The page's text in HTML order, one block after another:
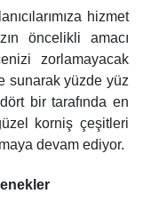
hizmet
öncelikli amacı
zorlamayacak
sunarak yüzde yüz
bir tarafında en
korniş çeşitleri
devam ediyor.